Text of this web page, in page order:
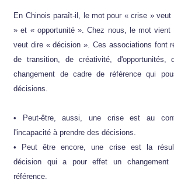
En Chinois paraît-il, le mot pour « crise »
» et « opportunité ». Chez nous, le mot
veut dire « décision ». Ces associations font
de transition, de créativité, d'opportunités,
changement de cadre de référence qui
décisions.
• Peut-être, aussi, une crise est au
l'incapacité à prendre des décisions.
• Peut être encore, une crise est la
décision qui a pour effet un changement
référence.